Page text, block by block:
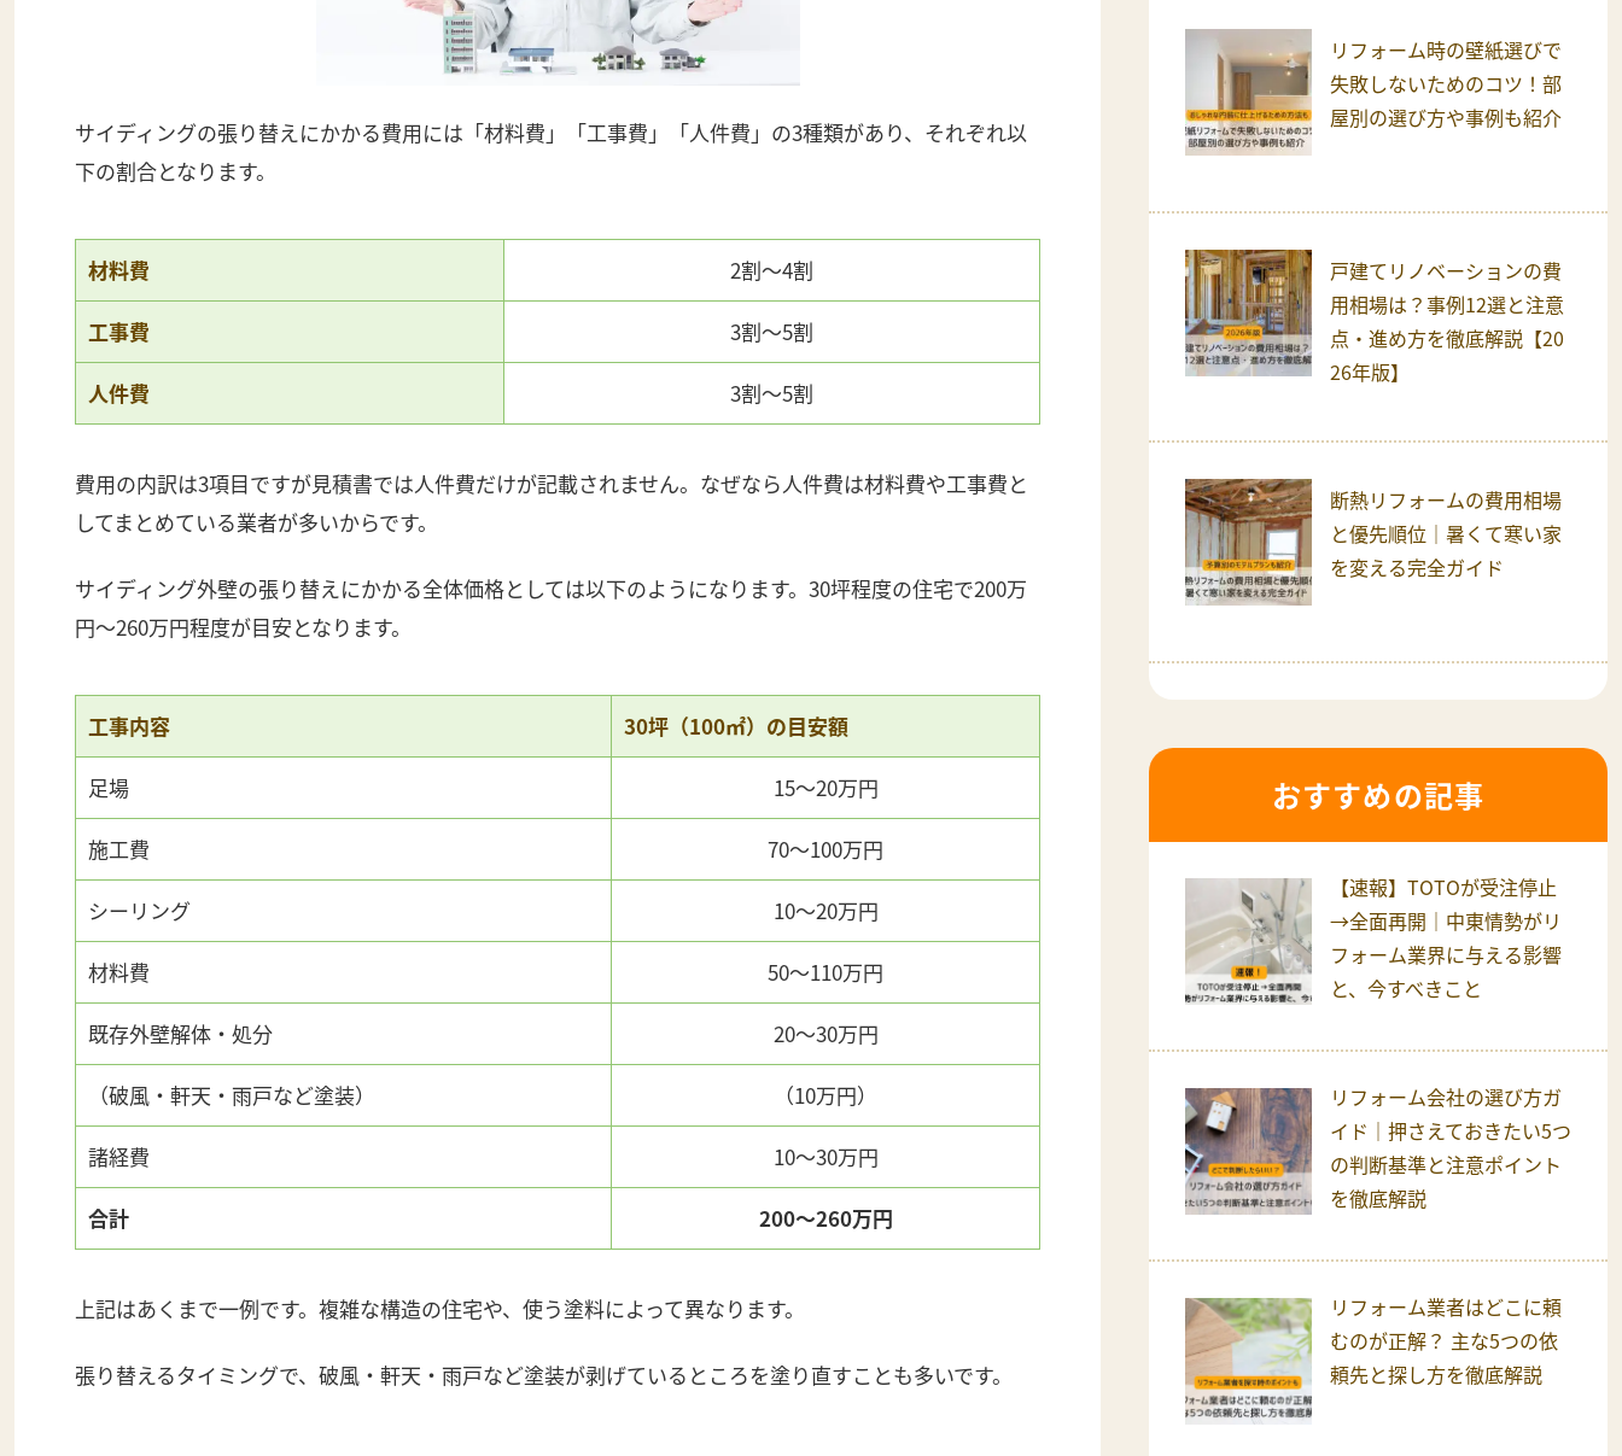
サイディングの張り替えにかかる費用には「材料費」「工事費」「人件費」の3種類があり、それぞれ以
下の割合となります。
材料費 2割～4割
工事費 3割～5割
人件費 3割～5割
費用の内訳は3項目ですが見積書では人件費だけが記載されません。なぜなら人件費は材料費や工事費と
してまとめている業者が多いからです。
サイディング外壁の張り替えにかかる全体価格としては以下のようになります。30坪程度の住宅で200万
円〜260万円程度が目安となります。
工事内容 30坪（100㎡）の目安額
足場 15〜20万円
施工費 70～100万円
シーリング 10～20万円
材料費 50～110万円
既存外壁解体・処分 20～30万円
（破風・軒天・雨戸など塗装） （10万円）
諸経費 10～30万円
合計 200～260万円
上記はあくまで一例です。複雑な構造の住宅や、使う塗料によって異なります。
張り替えるタイミングで、破風・軒天・雨戸など塗装が剥げているところを塗り直すことも多いです。
リフォーム時の壁紙選びで
失敗しないためのコツ！部
屋別の選び方や事例も紹介
戸建てリノベーションの費
用相場は？事例12選と注意
点・進め方を徹底解説【20
26年版】
断熱リフォームの費用相場
と優先順位｜暑くて寒い家
を変える完全ガイド
おすすめの記事
【速報】TOTOが受注停止
→全面再開｜中東情勢がリ
フォーム業界に与える影響
と、今すべきこと
リフォーム会社の選び方ガ
イド｜押さえておきたい5つ
の判断基準と注意ポイント
を徹底解説
リフォーム業者はどこに頼
むのが正解？ 主な5つの依
頼先と探し方を徹底解説